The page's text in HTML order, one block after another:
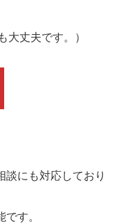
大丈夫です。）
談にも対応しており
す。